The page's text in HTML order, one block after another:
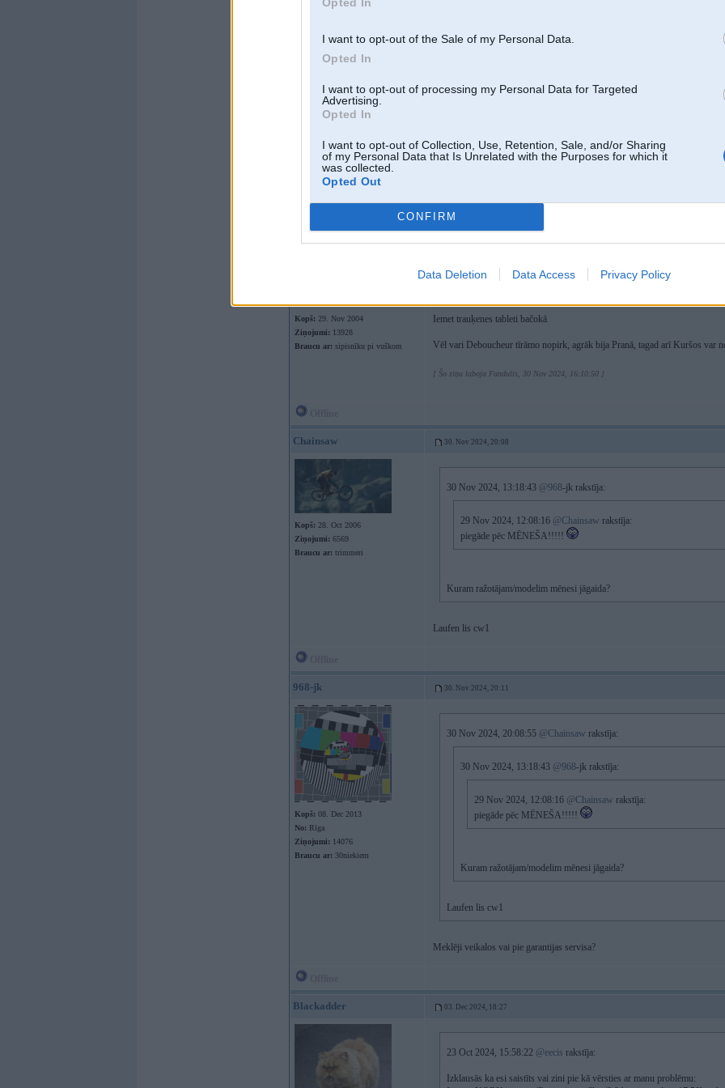
I want to opt-out of the Sale of my Personal Data.
Opted In
I want to opt-out of processing my Personal Data for Targeted
Advertising.
Opted In
I want to opt-out of Collection, Use, Retention, Sale, and/or Sharing
of my Personal Data that Is Unrelated with the Purposes for which it
was collected.
Opted Out
CONFIRM
Data Deletion Data Access Privacy Policy
1484
Kopš:08. Dec 2013
Ziņojumi:14076
Braucu ar:30niekiem
Kopš: 29. Nov 2004
Ziņojumi: 13928
Braucu ar: sipisnīku pi vuškom
Iemet trauķenes tableti bačokā
Vēl vari Deboucheur tīrāmo nopirk, agrāk bija Pranā, tagad arī Kuršos var
[ Šo ziņu laboja Fandulis, 30 Nov 2024, 16:10:50 ]
Chainsaw 30. Nov 2024, 20:08
Kopš: 28. Oct 2006
Ziņojumi: 6569
Braucu ar: trimmeri
30 Nov 2024, 13:18:43 @968-jk rakstīja:
29 Nov 2024, 12:08:16 @Chainsaw rakstīja:
piegāde pēc MĒNEŠA!!!!!
Kuram ražotājam/modelim mēnesi jāgaida?
Laufen lis cw1
968-jk 30. Nov 2024, 20:11
Kopš: 08. Dec 2013
No: Rīga
Ziņojumi: 14076
Braucu ar: 30niekiem
30 Nov 2024, 20:08:55 @Chainsaw rakstīja:
30 Nov 2024, 13:18:43 @968-jk rakstīja:
29 Nov 2024, 12:08:16 @Chainsaw rakstīja:
piegāde pēc MĒNEŠA!!!!!
Kuram ražotājam/modelim mēnesi jāgaida?
Laufen lis cw1
Meklēji veikalos vai pie garantijas servisa?
Blackadder 03. Dec 2024, 18:27
23 Oct 2024, 15:58:22 @eecis rakstīja:
Izklausās ka esi saistīts vai zini pie kā vērsties ar manu problēmu: